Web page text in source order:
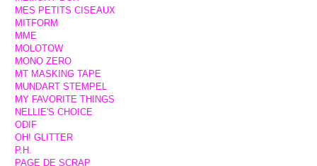
MES PETITS CISEAUX
MITFORM
MME
MOLOTOW
MONO ZERO
MT MASKING TAPE
MUNDART STEMPEL
MY FAVORITE THINGS
NELLIE'S CHOICE
ODIF
OH! GLITTER
P.H.
PAGE DE SCRAP